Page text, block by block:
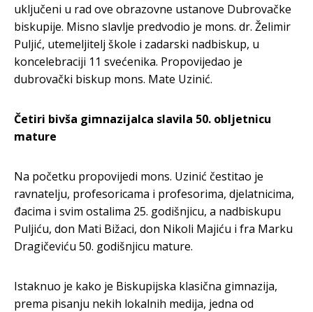
uključeni u rad ove obrazovne ustanove Dubrovačke
biskupije. Misno slavlje predvodio je mons. dr. Želimir
Puljić, utemeljitelj škole i zadarski nadbiskup, u
koncelebraciji 11 svećenika. Propovijedao je
dubrovački biskup mons. Mate Uzinić.
Četiri bivša gimnazijalca slavila 50. obljetnicu
mature
Na početku propovijedi mons. Uzinić čestitao je
ravnatelju, profesoricama i profesorima, djelatnicima,
đacima i svim ostalima 25. godišnjicu, a nadbiskupu
Puljiću, don Mati Bižaci, don Nikoli Majiću i fra Marku
Dragičeviću 50. godišnjicu mature.
Istaknuo je kako je Biskupijska klasična gimnazija,
prema pisanju nekih lokalnih medija, jedna od